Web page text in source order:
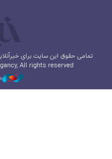
تمامی حقوق این سایت برای
All rights reserved